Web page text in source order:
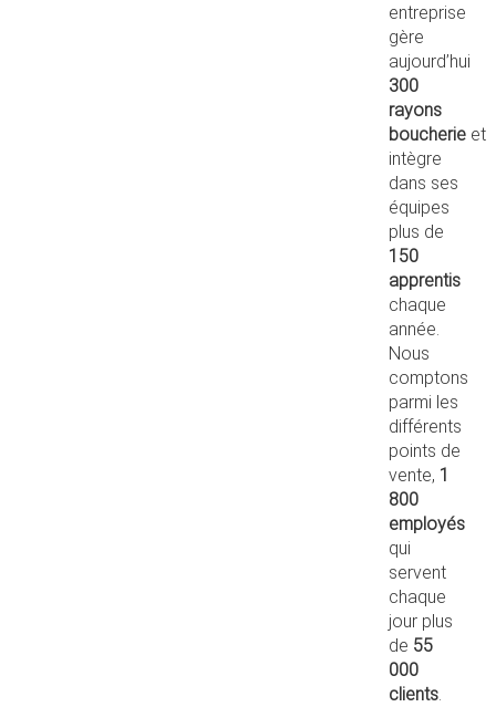
entreprise
gère
aujourd’hui
300
rayons
boucherie et
intègre
dans ses
équipes
plus de
150
apprentis
chaque
année.
Nous
comptons
parmi les
différents
points de
vente, 1
800
employés
qui
servent
chaque
jour plus
de 55
000
clients.